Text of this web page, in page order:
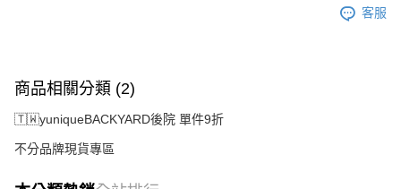
客服
商品相關分類 (2)
🇹🇼yuniqueBACKYARD後院 單件9折
不分品牌現貨專區